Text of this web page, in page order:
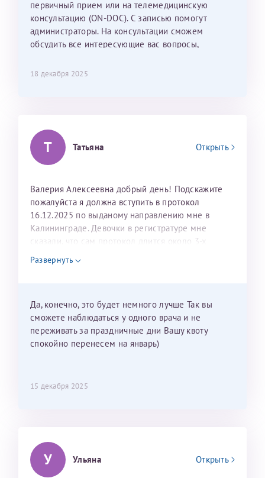
С ней общение было, как с давней знакомой, очень
лёгкое и простое. Вообще в данной клинике весь
персонал очень вежливый и чуткий, прям приятно
находиться. Мы собираемся туда ещё за вторым
сомнений.
Репродуктологи
26 июля 2026
первичный прием или на телемедицинскую
консультацию (ON-DOC). С записью помогут
администраторы. На консультации сможем
обсудить все интересующие вас вопросы,
18 декабря 2025
Т Татьяна Открыть
Валерия Алексеевна добрый день! Подскажите
пожалуйста я должна вступить в протокол
16.12.2025 по выданому направлению мне в
Калининграде. Девочки в регистратуре мне
сказали, что сам протокол длится около 3-х
недель и 3 недели я должна находится в Питере.
Можно мне новый год провести в Калининграде и
Развернуть
Да, конечно, это будет немного лучше Так вы
сможете наблюдаться у одного врача и не
переживать за праздничные дни Вашу квоту
спокойно перенесем на январь)
15 декабря 2025
У Ульяна Открыть